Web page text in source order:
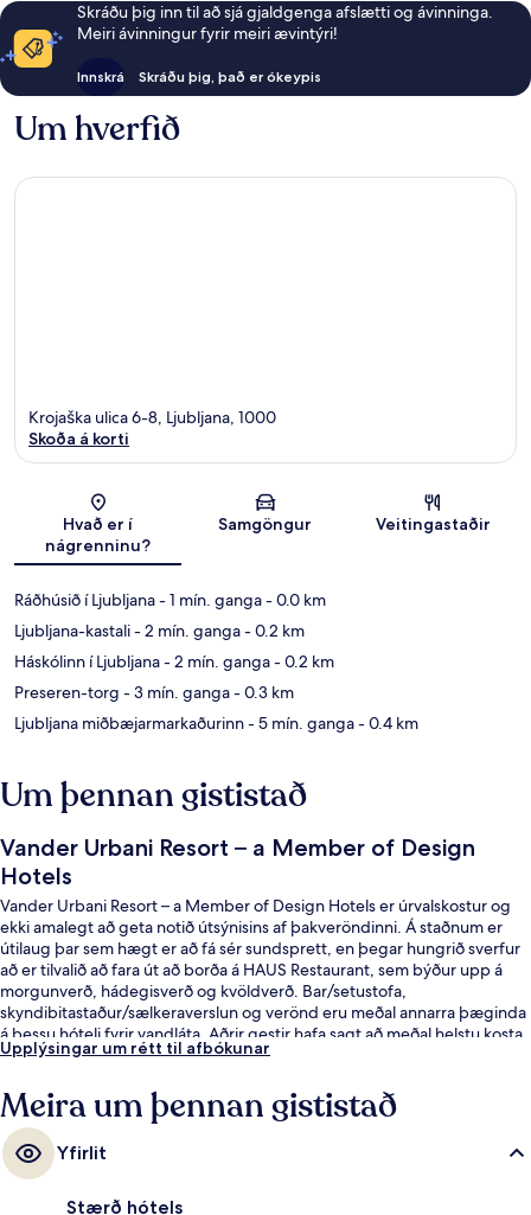
Skráðu þig inn til að sjá gjaldgenga afslætti og ávinninga.
Meiri ávinningur fyrir meiri ævintýri!
Innskrá Skráðu þig, það er ókeypis
Um hverfið
Kort
Krojaška ulica 6-8, Ljubljana, 1000
Skoða á korti
Hvað er í
nágrenninu?
Samgöngur Veitingastaðir
Ráðhúsið í Ljubljana- 1 mín. ganga- 0.0 km
Ljubljana-kastali- 2 mín. ganga- 0.2 km
Háskólinn í Ljubljana- 2 mín. ganga- 0.2 km
Preseren-torg - 3 mín. ganga- 0.3 km
Ljubljana miðbæjarmarkaðurinn- 5 mín. ganga- 0.4 km
Um þennan gististað
Vander Urbani Resort – a Member of Design
Hotels
Vander Urbani Resort – a Member of Design Hotels er úrvalskostur og
ekki amalegt að geta notið útsýnisins af þakveröndinni. Á staðnum er
útilaug þar sem hægt er að fá sér sundsprett, en þegar hungrið sverfur
að er tilvalið að fara út að borða á HAUS Restaurant, sem býður upp á
morgunverð, hádegisverð og kvöldverð. Bar/setustofa,
skyndibitastaður/sælkeraverslun og verönd eru meðal annarra þæginda
á þessu hóteli fyrir vandláta. Aðrir gestir hafa sagt að meðal helstu kosta
gististaðarins sé hjálpsamt starfsfólk.
Upplýsingar um rétt til afbókunar
Meira um þennan gististað
Yfirlit
Stærð hótels